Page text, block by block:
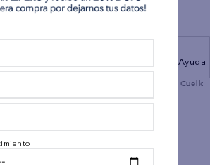
Ayuda
Ae
Polo sin
Ae